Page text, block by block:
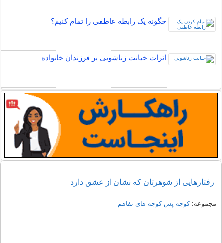
چگونه یک رابطه عاطفی را تمام کنیم؟
اثرات خیانت زناشویی بر فرزندان خانواده
رفتارهایی از شوهرتان که نشان از عشق دارد
مجموعه:کوچه پس کوچه های تفاهم